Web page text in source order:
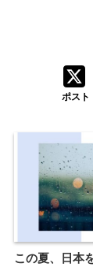
ポスト
この夏、日本